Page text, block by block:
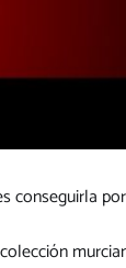
conseguirla